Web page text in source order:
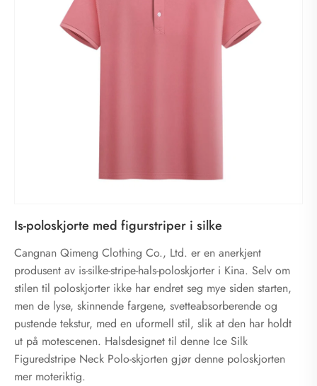
Is-poloskjorte med figurstriper i silke
Cangnan Qimeng Clothing Co., Ltd. er en anerkjent
produsent av is-silke-stripe-hals-poloskjorter i Kina. Selv om
stilen til poloskjorter ikke har endret seg mye siden starten,
men de lyse, skinnende fargene, svetteabsorberende og
pustende tekstur, med en uformell stil, slik at den har holdt
ut på motescenen. Halsdesignet til denne Ice Silk
Figuredstripe Neck Polo-skjorten gjør denne poloskjorten
mer moteriktig.